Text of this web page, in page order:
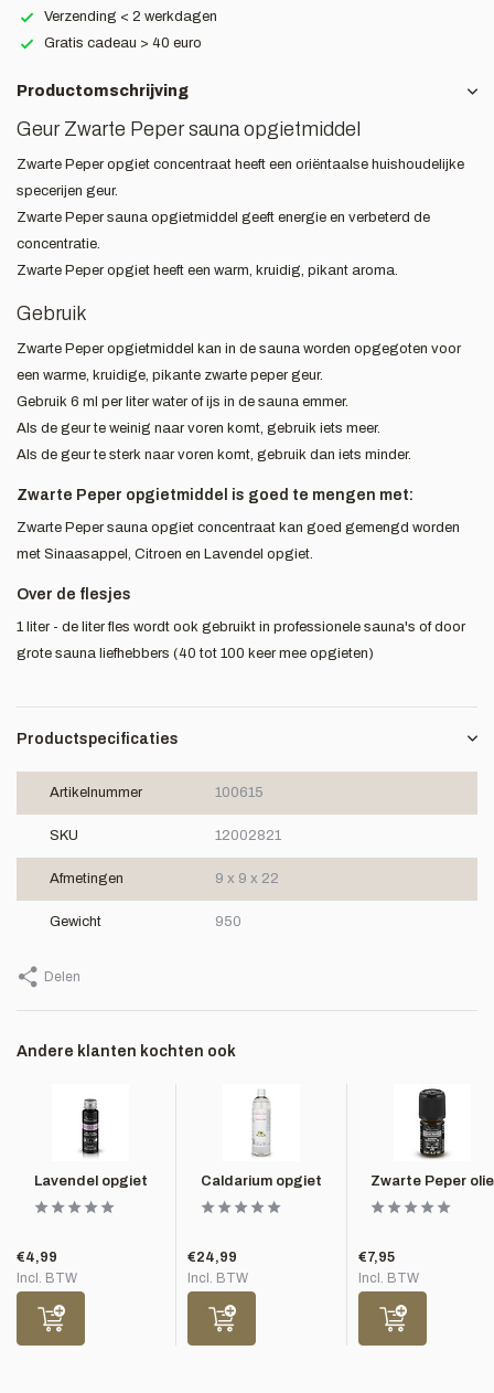
Verzending < 2 werkdagen
Gratis cadeau > 40 euro
Productomschrijving
Geur Zwarte Peper sauna opgietmiddel
Zwarte Peper opgiet concentraat heeft een oriëntaalse huishoudelijke
specerijen geur.
Zwarte Peper sauna opgietmiddel geeft energie en verbeterd de
concentratie.
Zwarte Peper opgiet heeft een warm, kruidig, pikant aroma.
Gebruik
Zwarte Peper opgietmiddel kan in de sauna worden opgegoten voor
een warme, kruidige, pikante zwarte peper geur.
Gebruik 6 ml per liter water of ijs in de sauna emmer.
Als de geur te weinig naar voren komt, gebruik iets meer.
Als de geur te sterk naar voren komt, gebruik dan iets minder.
Zwarte Peper opgietmiddel is goed te mengen met:
Zwarte Peper sauna opgiet concentraat kan goed gemengd worden
met Sinaasappel, Citroen en Lavendel opgiet.
Over de flesjes
1 liter - de liter fles wordt ook gebruikt in professionele sauna's of door
grote sauna liefhebbers (40 tot 100 keer mee opgieten)
Productspecificaties
Artikelnummer 100615
SKU 12002821
Afmetingen 9 x 9 x 22
Gewicht 950
Delen
Andere klanten kochten ook
Lavendel opgiet
€4,99
Incl. BTW
Caldarium opgiet
€24,99
Incl. BTW
Zwarte Peper olie
€7,95
Incl. BTW